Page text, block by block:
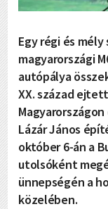
Egy régi és
magyarországi
autópálya
XX. század
Lázár János
október 6-án a
utolsóként
ünnepségén a
közelében.